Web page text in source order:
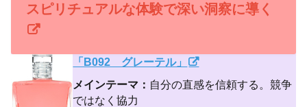
スピリチュアルな体験で深い洞察に導く
「B092 グレーテル」
メインテーマ： 自分の直感を信頼する。競争
ではなく協力